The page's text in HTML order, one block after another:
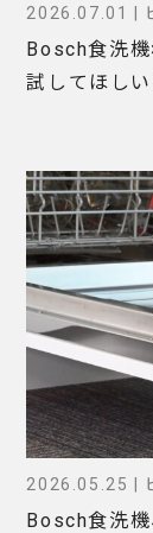
2026.07.01 |
Bosch食洗機
試してほし
2026.05.25 |
Bosch食洗機